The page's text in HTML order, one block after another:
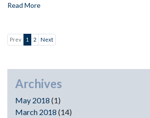
Read More
Prev 1 2 Next
Archives
May 2018 (1)
March 2018 (14)